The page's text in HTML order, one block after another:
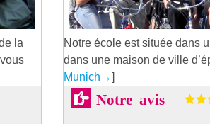
la
Notre école est située dans
dans une maison de ville
Munich →
Notre avis